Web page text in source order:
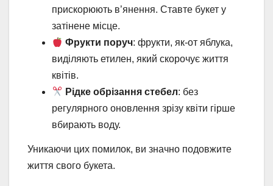
прискорюють в’янення. Ставте букет у
затінене місце.
Фрукти поруч: фрукти, як-от яблука,
виділяють етилен, який скорочує життя
квітів.
Рідке обрізання стебел: без
регулярного оновлення зрізу квіти гірше
вбирають воду.
Уникаючи цих помилок, ви значно подовжите
життя свого букета.